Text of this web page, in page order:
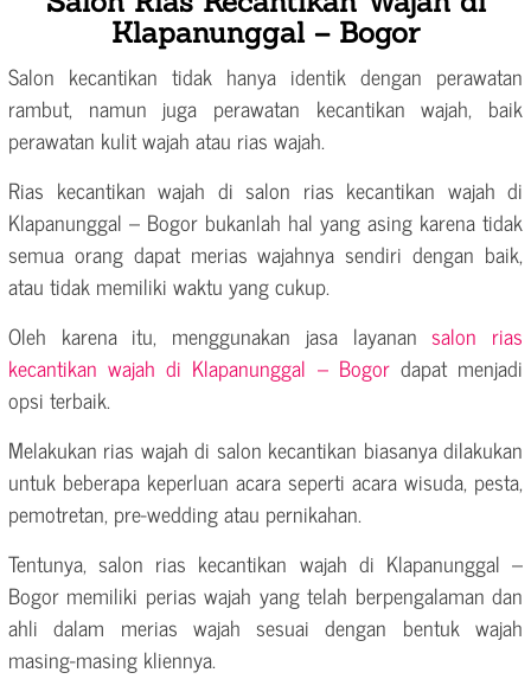
Klapanunggal – Bogor
Salon kecantikan tidak hanya identik dengan perawatan
rambut, namun juga perawatan kecantikan wajah, baik
perawatan kulit wajah atau rias wajah.
Rias kecantikan wajah di salon rias kecantikan wajah di
Klapanunggal – Bogor bukanlah hal yang asing karena tidak
semua orang dapat merias wajahnya sendiri dengan baik,
atau tidak memiliki waktu yang cukup.
Oleh karena itu, menggunakan jasa layanan salon rias
kecantikan wajah di Klapanunggal – Bogordapat menjadi
opsi terbaik.
Melakukan rias wajah di salon kecantikan biasanya dilakukan
untuk beberapa keperluan acara seperti acara wisuda, pesta,
pemotretan, pre-wedding atau pernikahan.
Tentunya, salon rias kecantikan wajah di Klapanunggal –
Bogor memiliki perias wajah yang telah berpengalaman dan
ahli dalam merias wajah sesuai dengan bentuk wajah
masing-masing kliennya.